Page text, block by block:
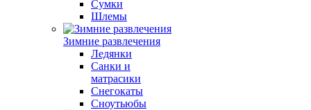
Сумки
Шлемы
Зимние развлечения
Ледянки
Санки и
матрасики
Снегокаты
Сноутьюбы